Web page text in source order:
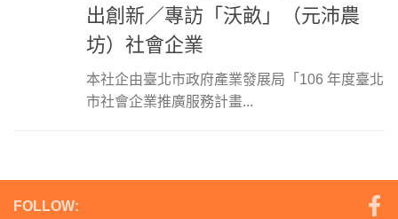
出創新／專訪「沃畝」（元沛農
坊）社會企業
本社企由臺北市政府產業發展局「106 年度臺北
市社會企業推廣服務計畫...
FOLLOW: